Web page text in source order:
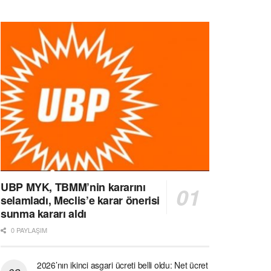
UBP MYK, TBMM’nin kararını
selamladı, Meclis’e karar önerisi
sunma kararı aldı
0 PAYLAŞIM
2026’nın ikinci asgari ücreti belli oldu: Net ücret